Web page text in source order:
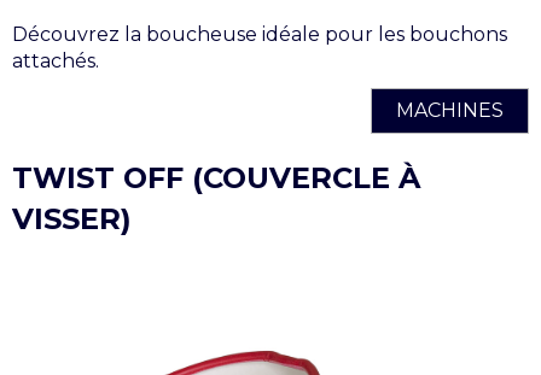
Découvrez la boucheuse idéale pour les bouchons
attachés.
MACHINES
TWIST OFF (COUVERCLE À
VISSER)